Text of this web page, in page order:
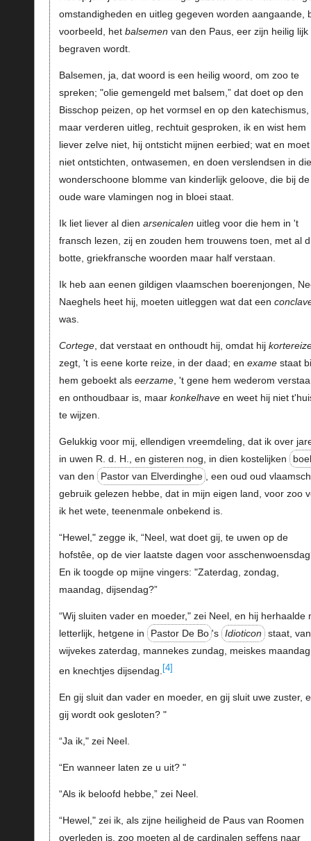
omstandigheden en uitleg gegeven worden aangaande,
voorbeeld, het balsemen van den Paus, eer zijn heilig lijk
begraven wordt.
Balsemen, ja, dat woord is een heilig woord, om zoo te
spreken; "olie gemengeld met balsem,” dat doet op den
Bisschop peizen, op het vormsel en op den katechismus,
maar verderen uitleg, rechtuit gesproken, ik en wist hem
liever zelve niet, hij ontsticht mijnen eerbied; wat en
niet ontstichten, ontwasemen, en doen verslendsen in die
wonderschoone blomme van kinderlijk geloove, die bij de
oude ware vlamingen nog in bloei staat.
Ik liet liever al dien arsenicalen uitleg voor die hem in 't
fransch lezen, zij en zouden hem trouwens toen, met al
botte, griekfransche woorden maar half verstaan.
Ik heb aan eenen gildigen vlaamschen boerenjongen,
Naeghels heet hij, moeten uitleggen wat dat een
was.
Cortege, dat verstaat en onthoudt hij, omdat hij
zegt, 't is eene korte reize, in der daad; en examestaat
hem geboekt als eerzame, 't gene hem wederom
en onthoudbaar is, maar konkelhaveen weet hij niet
te wijzen.
Gelukkig voor mij, ellendigen vreemdeling, dat ik over
in uwen R. d. H., en gisteren nog, in dien kostelijken
van den
Pastor van Elverdinghe
, een oud oud vlaamsch
gebruik gelezen hebbe, dat in mijn eigen land, voor zoo
ik het wete, teenenmale onbekend is.
“Hewel," zegge ik, “Neel, wat doet gij, te uwen op de
hofstêe, op de vier laatste dagen voor
En ik toogde op mijne vingers: "Zaterdag, zondag,
maandag, dijsendag?”
“Wij sluiten vader en moeder," zei Neel, en hij herhaalde
letterlijk, hetgene in
Pastor De Bo 's Idioticon
staat, van
wijvekes zaterdag, mannekes zundag, meiskes
en knechtjes dijsendag. [4]
En gij sluit dan vader en moeder, en gij sluit uwe zuster,
gij wordt ook gesloten? "
“Ja ik," zei Neel.
“En wanneer laten ze u uit? "
“Als ik beloofd hebbe,” zei Neel.
“Hewel," zei ik, als zijne heiligheid de Paus van Roomen
overleden is, zoo moeten al de cardinalen seffens naar